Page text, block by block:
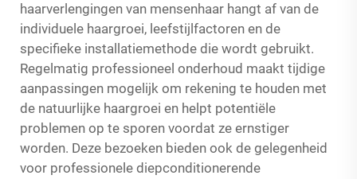
haarverlengingen van mensenhaar hangt af van de
individuele haargroei, leefstijlfactoren en de
specifieke installatiemethode die wordt gebruikt.
Regelmatig professioneel onderhoud maakt tijdige
aanpassingen mogelijk om rekening te houden met
de natuurlijke haargroei en helpt potentiële
problemen op te sporen voordat ze ernstiger
worden. Deze bezoeken bieden ook de gelegenheid
voor professionele diepconditionerende